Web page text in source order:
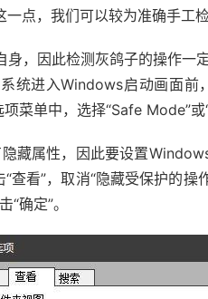
点，我们可以较为准确手工
身，因此检测灰鸽子的操作一
统进入Windows启动画面前
菜单中，选择“Safe Mode”或“
藏属性，因此要设置
“查看”，取消“隐藏受保护的
确定”。